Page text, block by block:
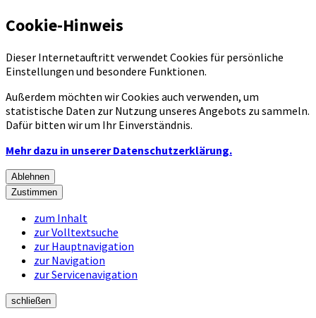
Cookie-Hinweis
Dieser Internetauftritt verwendet Cookies für persönliche
Einstellungen und besondere Funktionen.
Außerdem möchten wir Cookies auch verwenden, um
statistische Daten zur Nutzung unseres Angebots zu sammeln.
Dafür bitten wir um Ihr Einverständnis.
Mehr dazu in unserer Datenschutzerklärung.
Ablehnen
Zustimmen
zum Inhalt
zur Volltextsuche
zur Hauptnavigation
zur Navigation
zur Servicenavigation
schließen